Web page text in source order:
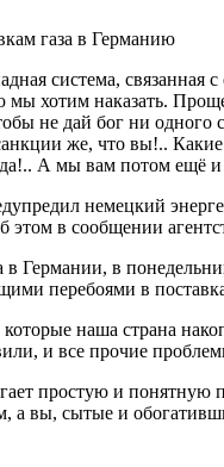
газа в Германию
система,
хотим наказать.
не дай бог ни
же, что вы!..
А мы вам потом ещё
немецкий
этом в сообщении
в Германии, в
перебоями в
наша страна
и все прочие
простую и понятную
вы, сытые и